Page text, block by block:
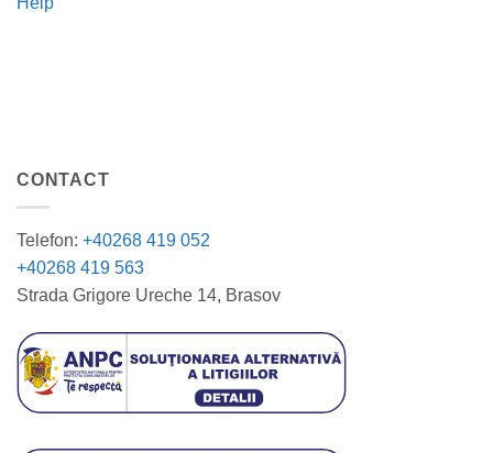
CONTACT
Telefon: +40268 419 052
+40268 419 563
Strada Grigore Ureche 14, Brasov